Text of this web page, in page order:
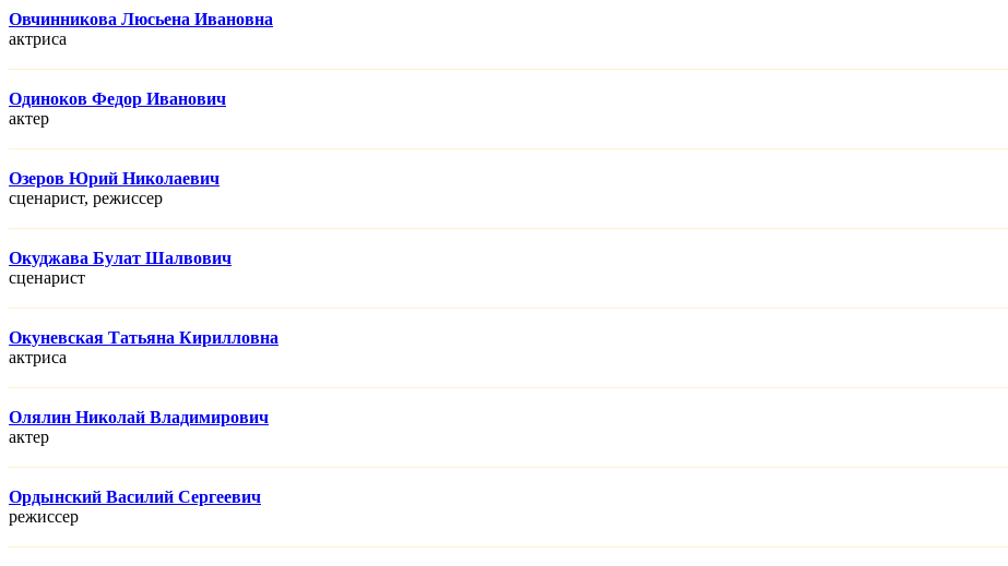
Овчинникова Люсьена Ивановна
актриса
Одиноков Федор Иванович
актер
Озеров Юрий Николаевич
сценарист, режисcер
Окуджава Булат Шалвович
сценарист
Окуневская Татьяна Кирилловна
актриса
Олялин Николай Владимирович
актер
Ордынский Василий Сергеевич
режисcер